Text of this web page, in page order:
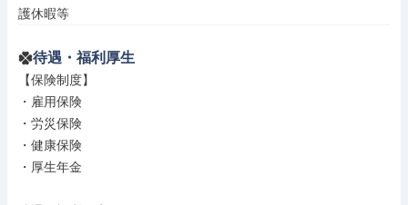
護休暇等
待遇・福利厚生
【保険制度】
・雇用保険
・労災保険
・健康保険
・厚生年金